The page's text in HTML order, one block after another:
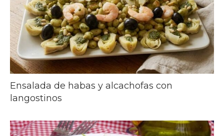
Ensalada de habas y alcachofas con
langostinos